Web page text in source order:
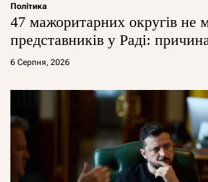
Політика
47 мажоритарних округів не
представників у Раді:
6 Серпня, 2026